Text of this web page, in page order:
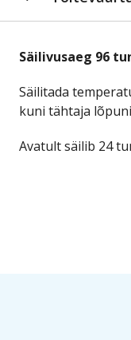
Säilivusaeg 96
Säilitada
kuni tähtaja
Avatult säilib 24